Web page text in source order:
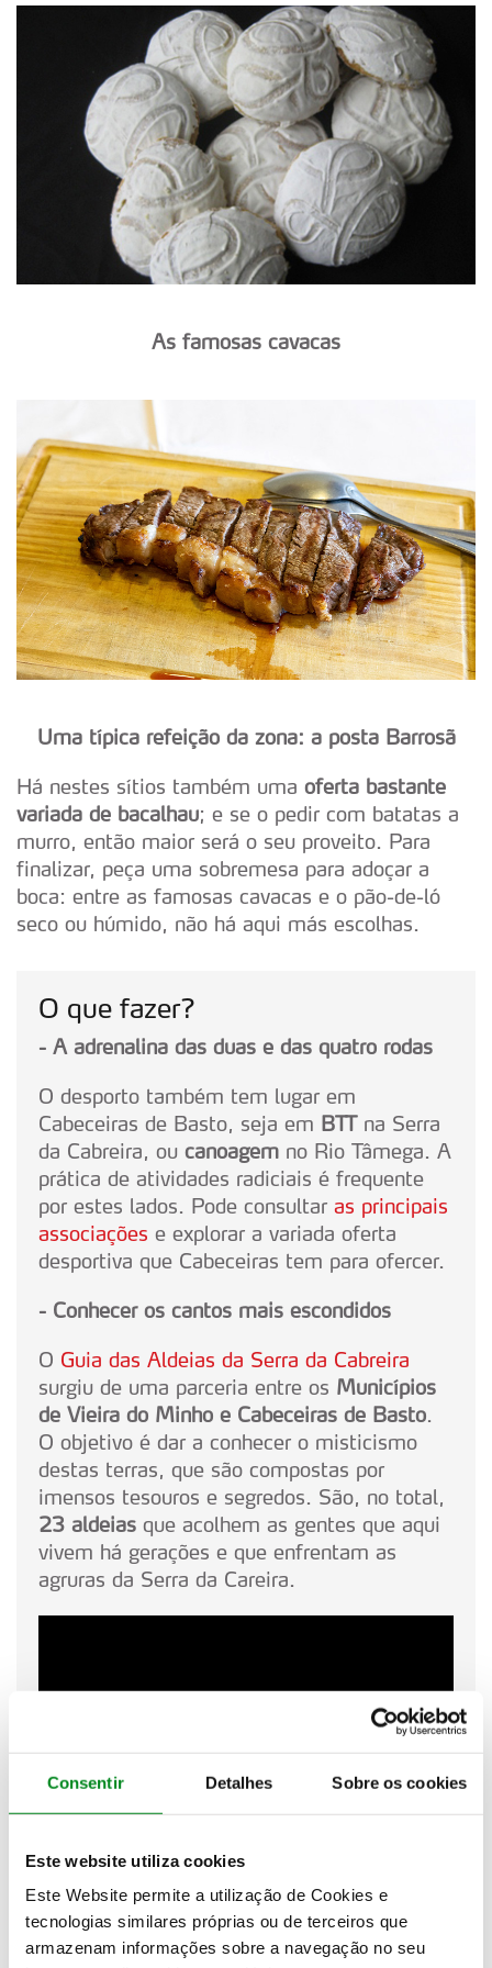
Consentir Detalhes Sobre os cookies
Este website utiliza cookies
Este Website permite a utilização de Cookies e
tecnologias similares próprias ou de terceiros que
armazenam informações sobre a navegação no seu
As famosas cavacas
Uma típica refeição da zona: a posta Barrosã
Há nestes sítios também uma oferta bastante
variada de bacalhau; e se o pedir com batatas a
murro, então maior será o seu proveito. Para
finalizar, peça uma sobremesa para adoçar a
boca: entre as famosas cavacas e o pão-de-ló
seco ou húmido, não há aqui más escolhas.
O que fazer?
- A adrenalina das duas e das quatro rodas
O desporto também tem lugar em
Cabeceiras de Basto, seja em BTT na Serra
da Cabreira, ou canoagem no Rio Tâmega. A
prática de atividades radiciais é frequente
por estes lados. Pode consultar as principais
associações e explorar a variada oferta
desportiva que Cabeceiras tem para ofercer.
- Conhecer os cantos mais escondidos
O Guia das Aldeias da Serra da Cabreira
surgiu de uma parceria entre os Municípios
de Vieira do Minho e Cabeceiras de Basto.
O objetivo é dar a conhecer o misticismo
destas terras, que são compostas por
imensos tesouros e segredos. São, no total,
23 aldeias que acolhem as gentes que aqui
vivem há gerações e que enfrentam as
agruras da Serra da Careira.
Um dia em Cabeceiras de Basto